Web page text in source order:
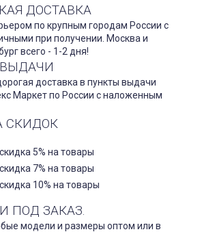
ДОСТАВКА
по крупным городам России с
при получении. Москва и
всего - 1-2 дня!
доставка в пункты выдачи
Маркет по России с наложенным
СКИДОК
5% на товары
7% на товары
10% на товары
ПОД ЗАКАЗ.
модели и размеры оптом или в